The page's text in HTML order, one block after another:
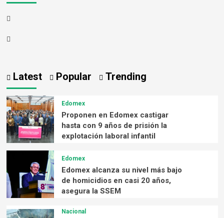
Latest Popular Trending
Edomex
Proponen en Edomex castigar
hasta con 9 años de prisión la
explotación laboral infantil
Edomex
Edomex alcanza su nivel más bajo
de homicidios en casi 20 años,
asegura la SSEM
Nacional